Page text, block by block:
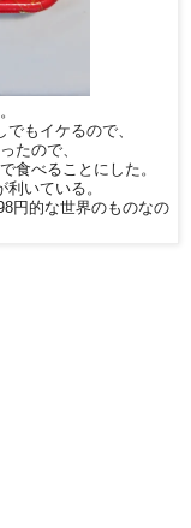
もイケるので、
たので、
食べることにした。
いている。
円的な世界のものなの